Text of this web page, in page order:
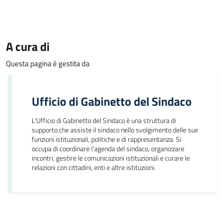
A cura di
Questa pagina è gestita da
Ufficio di Gabinetto del Sindaco
L'Ufficio di Gabinetto del Sindaco è una struttura di
supporto che assiste il sindaco nello svolgimento delle sue
funzioni istituzionali, politiche e di rappresentanza. Si
occupa di coordinare l'agenda del sindaco, organizzare
incontri, gestire le comunicazioni istituzionali e curare le
relazioni con cittadini, enti e altre istituzioni.